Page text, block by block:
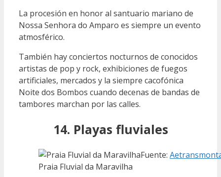
La procesión en honor al santuario mariano de
Nossa Senhora do Amparo es siempre un evento
atmosférico.
También hay conciertos nocturnos de conocidos
artistas de pop y rock, exhibiciones de fuegos
artificiales, mercados y la siempre cacofónica
Noite dos Bombos cuando decenas de bandas de
tambores marchan por las calles.
14. Playas fluviales
Fuente:
Praia Fluvial da Maravilha